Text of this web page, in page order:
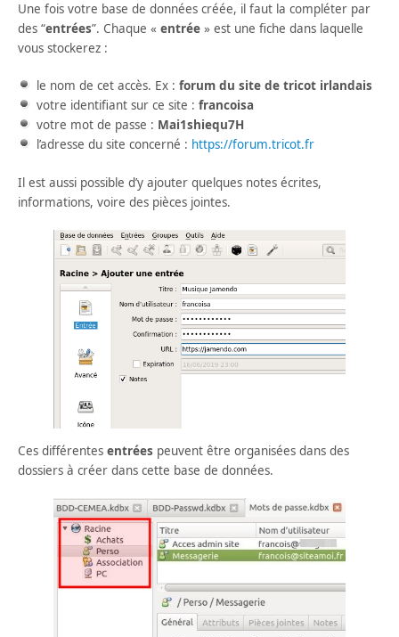
Une fois votre base de données créée, il faut la compléter par
des “entrées”. Chaque « entrée» est une fiche dans laquelle
vous stockerez :
le nom de cet accès. Ex : forum du site de tricot irlandais
votre identifiant sur ce site : francoisa
votre mot de passe : Mai1shiequ7H
l’adresse du site concerné : https://forum.tricot.fr
Il est aussi possible d’y ajouter quelques notes écrites,
informations, voire des pièces jointes.
Ces différentesentrées peuvent être organisées dans des
dossiers à créer dans cette base de données.